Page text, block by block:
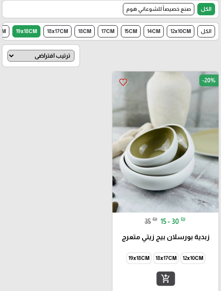
الكل صنع خصيصاً للشوعاني هوم
الكل 12x10CM
14CM
15CM
17CM
18CM
18x17CM
19x18CM
favorite_border -20%
35 ₪ 15 - 30 ₪
زبدية بورسلان بيج زيتي متعرج
12x10CM
18x17CM
19x18CM
add_shopping_cart